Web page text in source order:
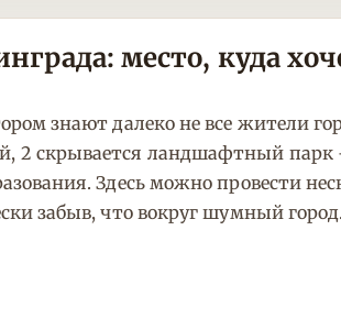
место, куда
знают далеко не все жители
2 скрывается ландшафтный
Здесь можно провести
забыв, что вокруг шумный город.